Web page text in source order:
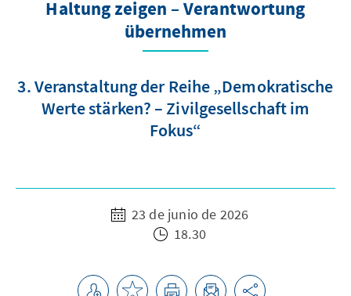
Haltung zeigen – Verantwortung
übernehmen
3. Veranstaltung der Reihe „Demokratische
Werte stärken? – Zivilgesellschaft im
Fokus“
23 de junio de 2026
18.30